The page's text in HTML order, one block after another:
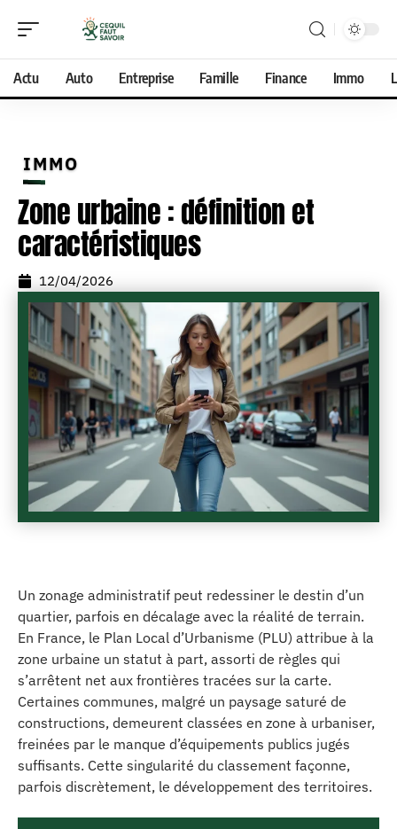
Actu Auto Entreprise Famille Finance Immo
IMMO
Zone urbaine : définition et
caractéristiques
12/04/2026
Un zonage administratif peut redessiner le destin d’un
quartier, parfois en décalage avec la réalité de terrain.
En France, le Plan Local d’Urbanisme (PLU) attribue à la
zone urbaine un statut à part, assorti de règles qui
s’arrêtent net aux frontières tracées sur la carte.
Certaines communes, malgré un paysage saturé de
constructions, demeurent classées en zone à urbaniser,
freinées par le manque d’équipements publics jugés
suffisants. Cette singularité du classement façonne,
parfois discrètement, le développement des territoires.